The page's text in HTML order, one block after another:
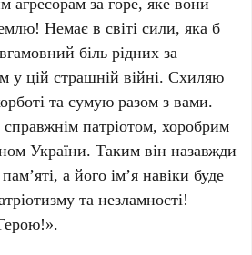
Немає в світі сили, яка б
біль рідних за
у цій страшній війні. Схиляю
та сумую разом з вами.
патріотом, хоробрим
України. Таким він назавжди
а його ім’я навіки буде
та незламності!